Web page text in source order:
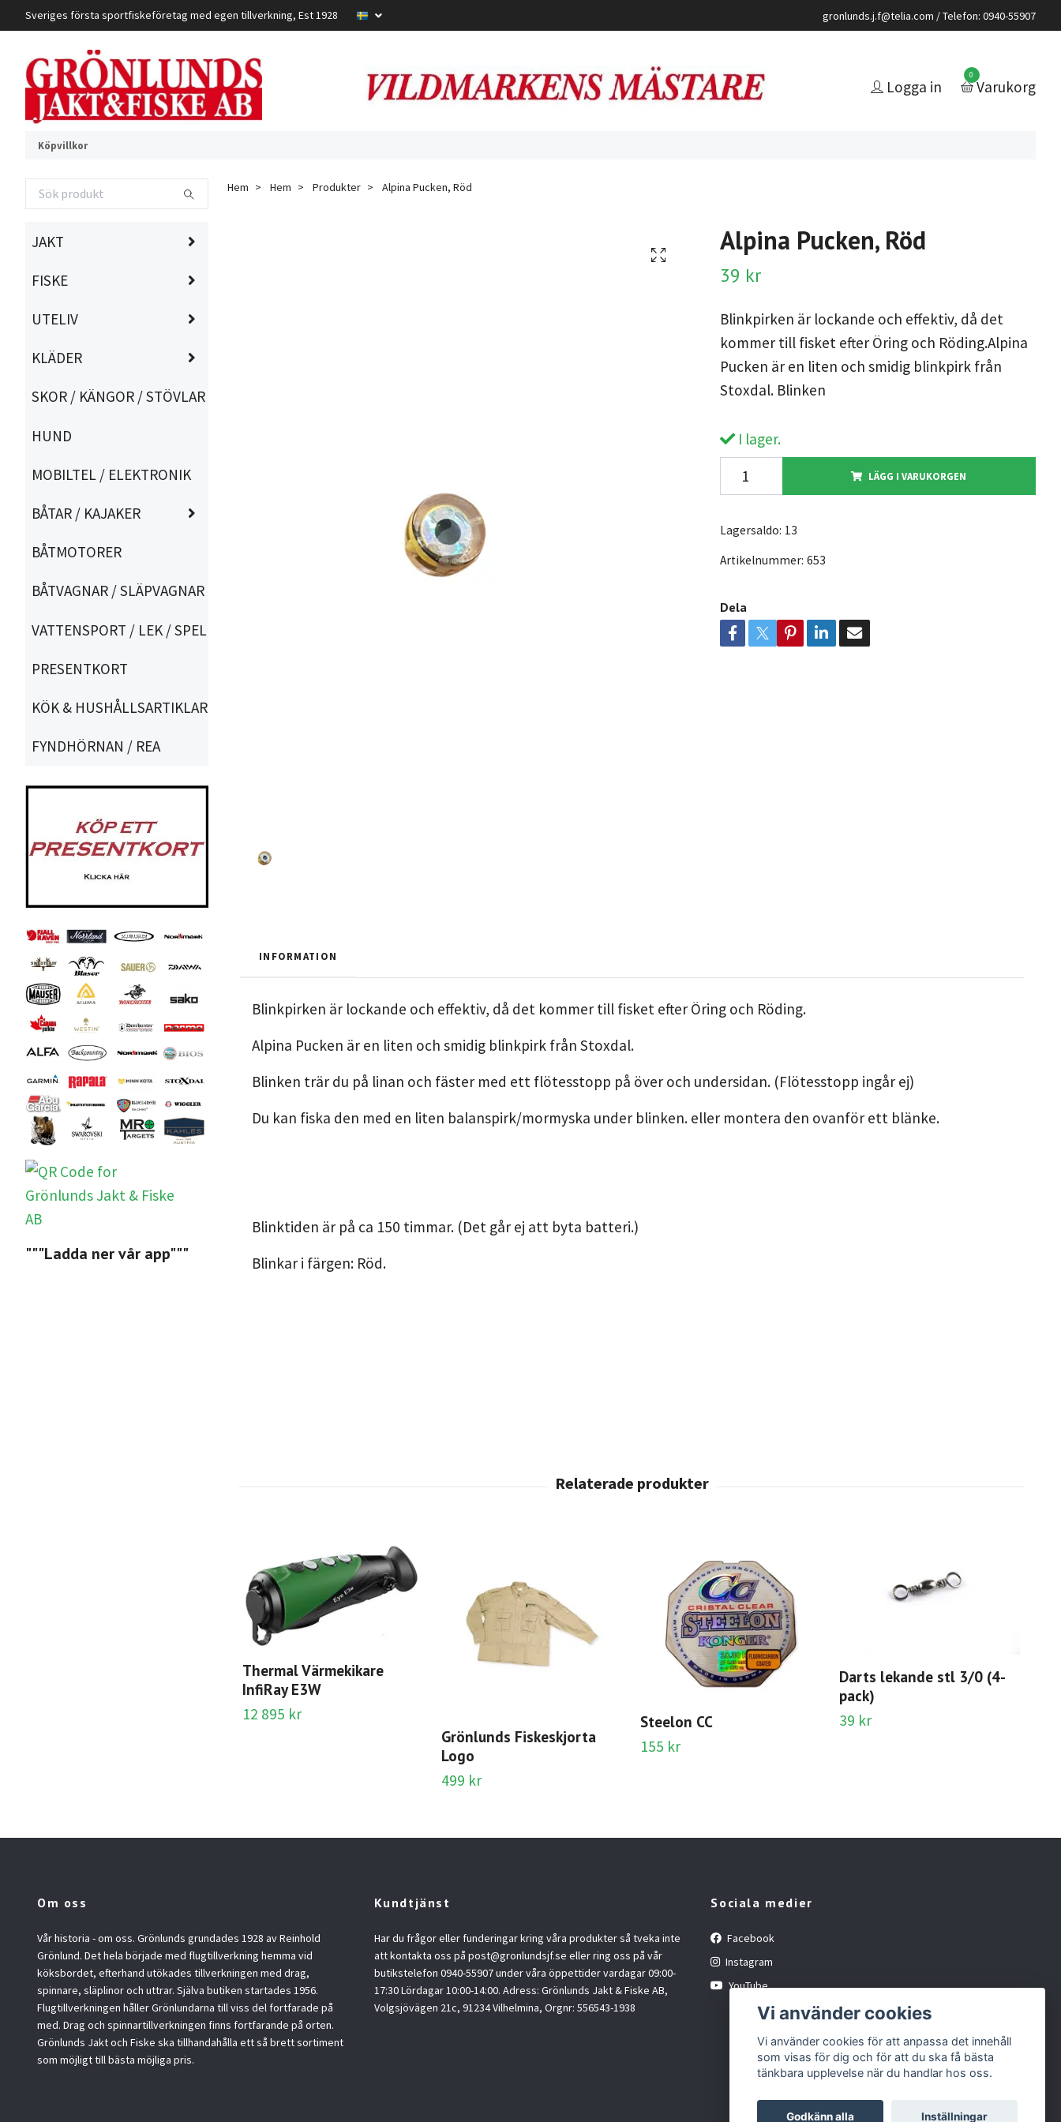
Sveriges första sportfiskeföretag med egen tillverkning, Est 1928 gronlunds.j.f@telia.com / Telefon: 0940-55907
Logga in
0
Varukorg
Köpvillkor
JAKT
FISKE
UTELIV
KLÄDER
SKOR / KÄNGOR / STÖVLAR
HUND
MOBILTEL / ELEKTRONIK
BÅTAR / KAJAKER
BÅTMOTORER
BÅTVAGNAR / SLÄPVAGNAR
VATTENSPORT / LEK / SPEL
PRESENTKORT
KÖK & HUSHÅLLSARTIKLAR
FYNDHÖRNAN / REA
"""Ladda ner vår app"""
Hem Hem Produkter Alpina Pucken, Röd
Alpina Pucken, Röd
39 kr
Blinkpirken är lockande och effektiv, då det
kommer till fisket efter Öring och Röding.Alpina
Pucken är en liten och smidig blinkpirk från
Stoxdal. Blinken
I lager.
LÄGG I VARUKORGEN
Lagersaldo: 13
Artikelnummer: 653
Dela
INFORMATION
Blinkpirken är lockande och effektiv, då det kommer till fisket efter Öring och Röding.
Alpina Pucken är en liten och smidig blinkpirk från Stoxdal.
Blinken trär du på linan och fäster med ett flötesstopp på över och undersidan. (Flötesstopp ingår ej)
Du kan fiska den med en liten balanspirk/mormyska under blinken. eller montera den ovanför ett blänke.
Blinktiden är på ca 150 timmar. (Det går ej att byta batteri.)
Blinkar i färgen: Röd.
Thermal Värmekikare
InfiRay E3W
12 895 kr
Grönlunds Fiskeskjorta
Logo
499 kr
Steelon CC
155 kr
Darts lekande stl 3/0 (4-
pack)
39 kr
Om oss
Vår historia - om oss. Grönlunds grundades 1928 av Reinhold
Grönlund. Det hela började med flugtillverkning hemma vid
köksbordet, efterhand utökades tillverkningen med drag,
spinnare, släplinor och uttrar. Själva butiken startades 1956.
Flugtillverkningen håller Grönlundarna till viss del fortfarade på
med. Drag och spinnartillverkningen finns fortfarande på orten.
Grönlunds Jakt och Fiske ska tillhandahålla ett så brett sortiment
som möjligt till bästa möjliga pris.
Kundtjänst
Har du frågor eller funderingar kring våra produkter så tveka inte
att kontakta oss på post@gronlundsjf.se eller ring oss på vår
butikstelefon 0940-55907 under våra öppettider vardagar 09:00-
17:30 Lördagar 10:00-14:00. Adress: Grönlunds Jakt & Fiske AB,
Volgsjövägen 21c, 91234 Vilhelmina, Orgnr: 556543-1938
Sociala medier
Facebook
Instagram
YouTube
Vi använder cookies
Vi använder cookies för att anpassa det innehåll
som visas för dig och för att du ska få bästa
tänkbara upplevelse när du handlar hos oss.
Godkänn alla Inställningar